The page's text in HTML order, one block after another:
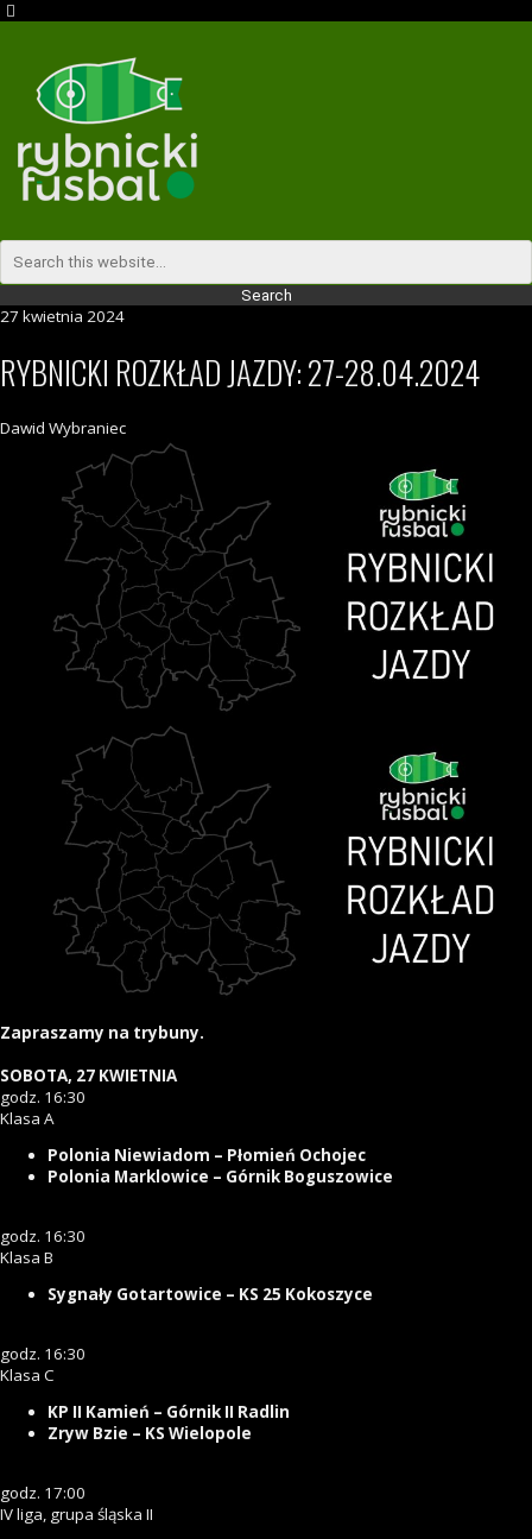
27 kwietnia 2024
RYBNICKI ROZKŁAD JAZDY: 27-28.04.2024
Dawid Wybraniec
Zapraszamy na trybuny.
SOBOTA, 27 KWIETNIA
godz. 16:30
Klasa A
Polonia Niewiadom – Płomień Ochojec
Polonia Marklowice – Górnik Boguszowice
godz. 16:30
Klasa B
Sygnały Gotartowice – KS 25 Kokoszyce
godz. 16:30
Klasa C
KP II Kamień – Górnik II Radlin
Zryw Bzie – KS Wielopole
godz. 17:00
IV liga, grupa śląska II